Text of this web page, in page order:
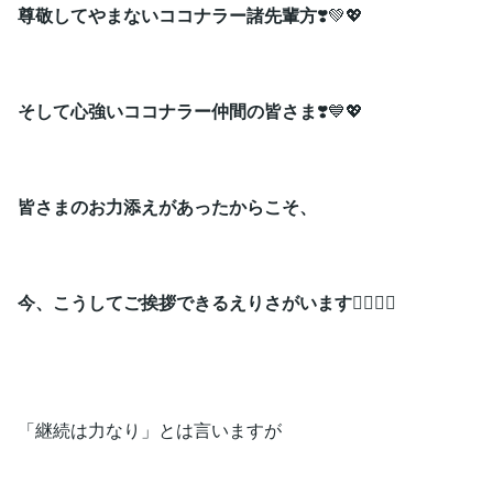
尊敬してやまないココナラー諸先輩方❣️💚💖
そして心強いココナラー仲間の皆さま❣️💙💖
皆さまのお力添えがあったからこそ、
今、こうしてご挨拶できるえりさがいます🙇‍♀️🙇‍♀️
「継続は力なり」とは言いますが